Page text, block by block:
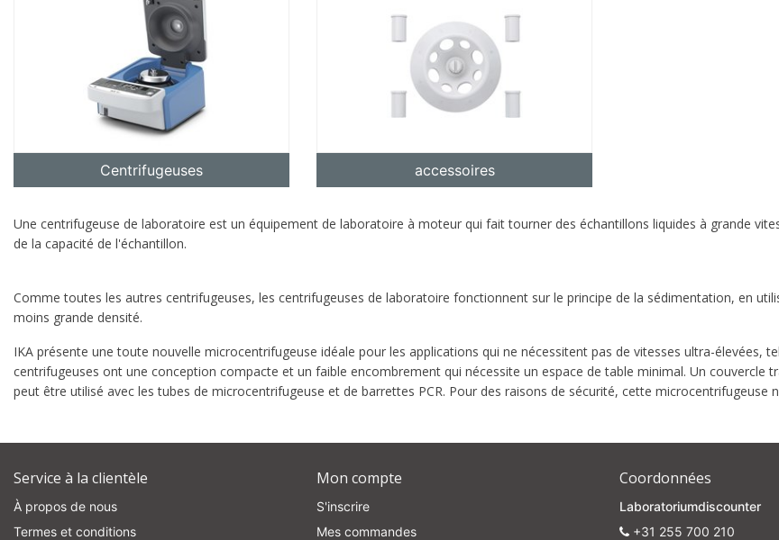
Centrifugeuses accessoires
Une centrifugeuse de laboratoire est un équipement de laboratoire à moteur qui fait tourner des échantillons liquides à grande
de la capacité de l'échantillon.
Comme toutes les autres centrifugeuses, les centrifugeuses de laboratoire fonctionnent sur le principe de la sédimentation, en
moins grande densité.
IKA présente une toute nouvelle microcentrifugeuse idéale pour les applications qui ne nécessitent pas de vitesses ultra-élevées,
centrifugeuses ont une conception compacte et un faible encombrement qui nécessite un espace de table minimal. Un
peut être utilisé avec les tubes de microcentrifugeuse et de barrettes PCR. Pour des raisons de sécurité, cette microcentrifugeuse
Service à la clientèle
À propos de nous
Termes et conditions
Mon compte
S'inscrire
Mes commandes
Coordonnées
Laboratoriumdiscounter
+31 255 700 210
Sign up for our newsletter to stay informed about our new